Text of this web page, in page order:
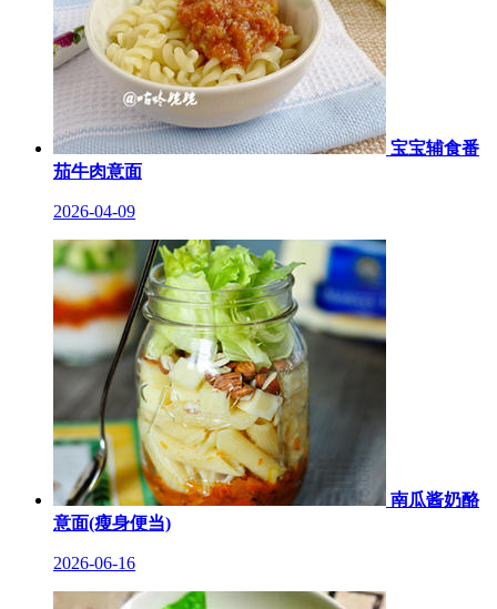
宝宝辅食番
茄牛肉意面
2026-04-09
南瓜酱奶酪
意面(瘦身便当)
2026-06-16